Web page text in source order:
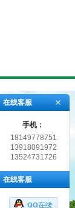
在线客服
手机：
18149778751
13918091972
13524731726
在线客服